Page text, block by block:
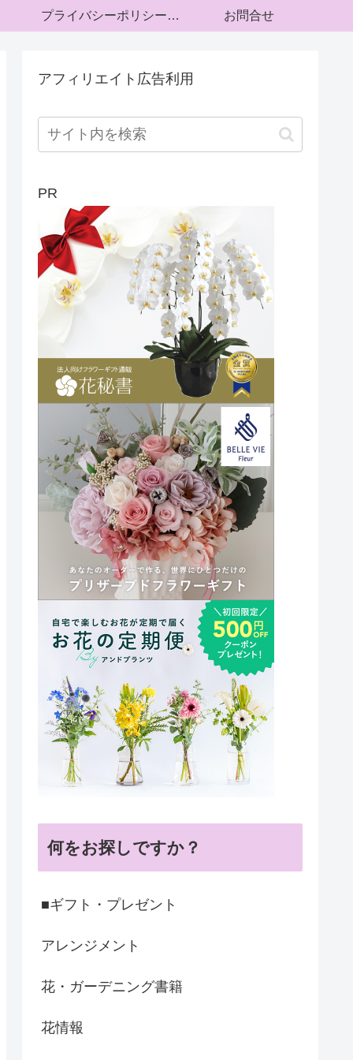
プライバシーポリシー・運営者情報 お問合せ
アフィリエイト広告利用
PR
何をお探しですか？
■ギフト・プレゼント
アレンジメント
花・ガーデニング書籍
花情報